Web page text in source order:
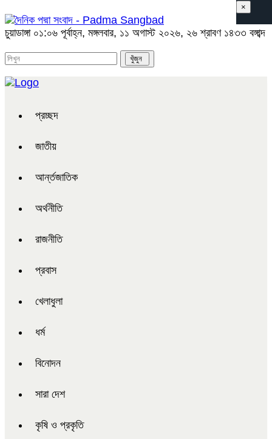
চুয়াডাঙ্গা ০১:০৬ পূর্বাহ্ন, মঙ্গলবার, ১১ অগাস্ট ২০২৬, ২৬ শ্রাবণ ১৪৩৩ বঙ্গাব্দ
প্রচ্ছদ
জাতীয়
আর্ন্তজাতিক
অর্থনীতি
রাজনীতি
প্রবাস
খেলাধুলা
ধর্ম
বিনোদন
সারা দেশ
কৃষি ও প্রকৃতি
×